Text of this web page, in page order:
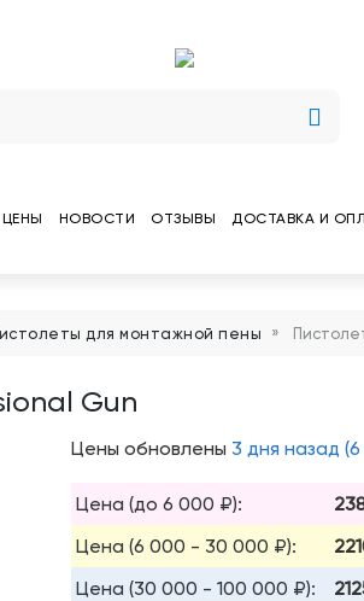
НОВОСТИ ОТЗЫВЫ ДОСТАВКА И
для монтажной пены
Gun
Цены обновлены 3 дня назад
Цена (до 6 000 ₽):
Цена (6 000 - 30 000 ₽):
Цена (30 000 - 100 000 ₽):